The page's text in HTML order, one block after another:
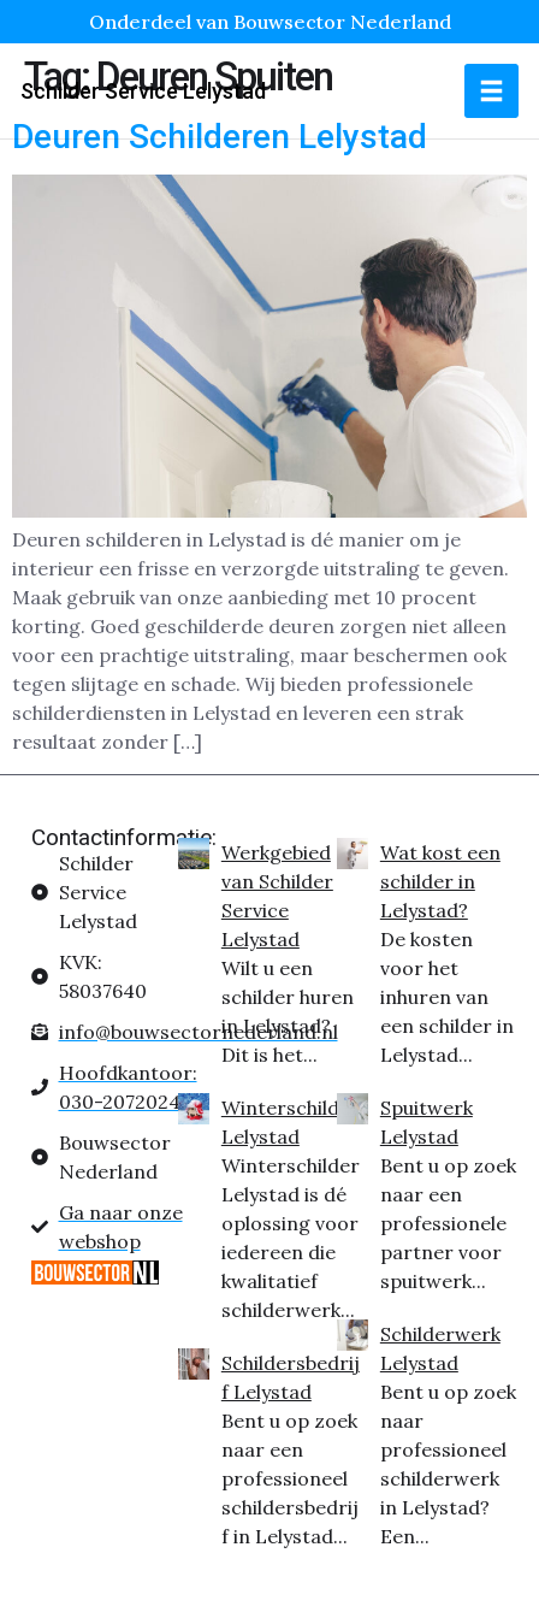
Onderdeel van Bouwsector Nederland
Schilder Service Lelystad
Tag:Deuren Spuiten
Deuren Schilderen Lelystad
Deuren schilderen in Lelystad is dé manier om je
interieur een frisse en verzorgde uitstraling te geven.
Maak gebruik van onze aanbieding met 10 procent
korting. Goed geschilderde deuren zorgen niet alleen
voor een prachtige uitstraling, maar beschermen ook
tegen slijtage en schade. Wij bieden professionele
schilderdiensten in Lelystad en leveren een strak
resultaat zonder […]
Contactinformatie:
Schilder
Service
Lelystad
KVK:
58037640
info@bouwsectornederland.nl
Hoofdkantoor:
030-2072024
Bouwsector
Nederland
Ga naar onze
webshop
Werkgebied
van Schilder
Service
Lelystad
Wilt u een
schilder huren
in Lelystad?
Dit is het...
Winterschilder
Lelystad
Winterschilder
Lelystad is dé
oplossing voor
iedereen die
kwalitatief
schilderwerk...
Schildersbedrij
f Lelystad
Bent u op zoek
naar een
professioneel
schildersbedrij
f in Lelystad...
Wat kost een
schilder in
Lelystad?
De kosten
voor het
inhuren van
een schilder in
Lelystad...
Spuitwerk
Lelystad
Bent u op zoek
naar een
professionele
partner voor
spuitwerk...
Schilderwerk
Lelystad
Bent u op zoek
naar
professioneel
schilderwerk
in Lelystad?
Een...